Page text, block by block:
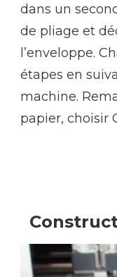
dans un
de pliage et
l’enveloppe.
étapes en
machine.
papier, choisir